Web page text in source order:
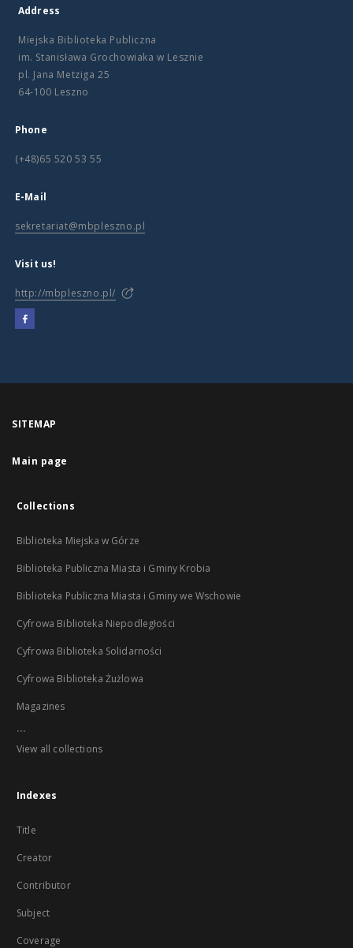
Address
Miejska Biblioteka Publiczna
im. Stanisława Grochowiaka w Lesznie
pl. Jana Metziga 25
64-100 Leszno
Phone
(+48)65 520 53 55
E-Mail
sekretariat@mbpleszno.pl
Visit us!
http://mbpleszno.pl/
SITEMAP
Main page
Collections
Biblioteka Miejska w Górze
Biblioteka Publiczna Miasta i Gminy Krobia
Biblioteka Publiczna Miasta i Gminy we Wschowie
Cyfrowa Biblioteka Niepodległości
Cyfrowa Biblioteka Solidarności
Cyfrowa Biblioteka Żużlowa
Magazines
...
View all collections
Indexes
Title
Creator
Contributor
Subject
Coverage